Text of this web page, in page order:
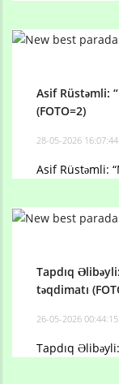
Asif Rüstəmli:
(FOTO=2)
28-05-2026 16:07:44
Asif Rüstəmli:
Tapdıq
təqdimatı
26-05-2026 00:44:15
Tapdıq